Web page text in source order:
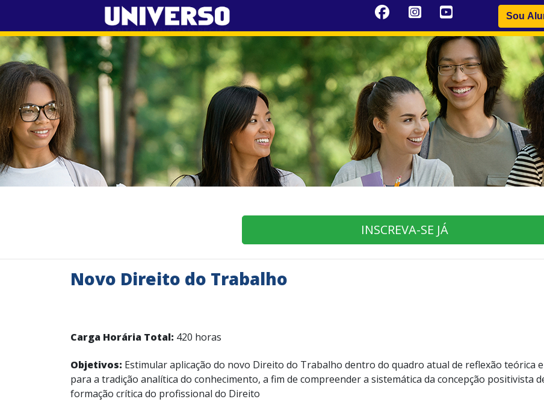
Sou
INSCREVA-SE JÁ
Novo Direito do Trabalho
Carga Horária Total: 420 horas
Objetivos: Estimular aplicação do novo Direito do Trabalho dentro do quadro atual de reflexão teórica
para a tradição analítica do conhecimento, a fim de compreender a sistemática da concepção positivista
formação crítica do profissional do Direito